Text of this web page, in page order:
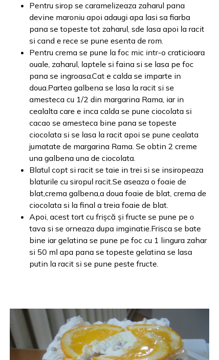
Pentru sirop se caramelizeaza zaharul pana
devine maroniu apoi adaugi apa lasi sa fiarba
pana se topeste tot zaharul, sde lasa apoi la racit
si cand e rece se pune esenta de rom.
Pentru crema se pune la foc mic intr-o craticioara
ouale, zaharul, laptele si faina si se lasa pe foc
pana se ingroasa.Cat e calda se imparte in
doua.Partea galbena se lasa la racit si se
amesteca cu 1/2 din margarina Rama, iar in
cealalta care e inca calda se pune ciocolata si
cacao se amesteca bine pana se topeste
ciocolata si se lasa la racit apoi se pune cealata
jumatate de margarina Rama. Se obtin 2 creme
una galbena una de ciocolata.
Blatul copt si racit se taie in trei si se insiropeaza
blaturile cu siropul racit.Se aseaza o foaie de
blat,crema galbena,a doua foaie de blat, crema de
ciocolata si la final a treia foaie de blat.
Apoi, acest tort cu frișcă și fructe se pune pe o
tava si se orneaza dupa imginatie.Frisca se bate
bine iar gelatina se pune pe foc cu 1 lingura zahar
si 50 ml apa pana se topeste gelatina se lasa
putin la racit si se pune peste fructe.